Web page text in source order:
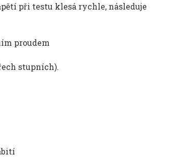
při testu klesá rychle, následuje
proudem
stupních).